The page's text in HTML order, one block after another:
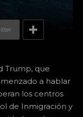
Trump, que
a hablar
los centros
de Inmigración y